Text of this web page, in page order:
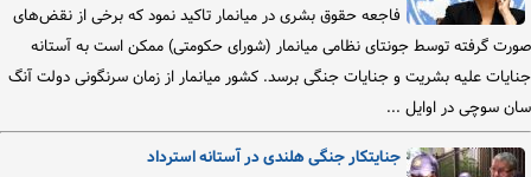
فاجعه حقوق بشری در میانمار تاکید نمود که برخی از نقض‌های
صورت گرفته توسط جونتای نظامی میانمار (شورای حکومتی) ممکن است به آستانه
جنایات علیه بشریت و جنایات جنگی برسد. کشور میانمار از زمان سرنگونی دولت آنگ
سان سوچی در اوایل ...
جنایتکار جنگی هلندی در آستانه استرداد